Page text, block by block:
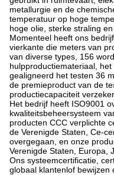
metallurgie en de
temperatuur op hoge
hoge olie, sterke straling
Momenteel heeft ons
vierkante die meters van
van diverse types, 156
hulpproductiemateriaal,
gealigneerd het testen 36
de premieproduct van de
productiecapaciteit
Het bedrijf heeft ISO9001
kwaliteitsbeheersysteem
producten CCC verplichte
de Verenigde Staten, Ce-
overgegaan, en onze
Verenigde Staten, Europa,
Ons systeemcertificatie,
globaal klantenlof bewijzen